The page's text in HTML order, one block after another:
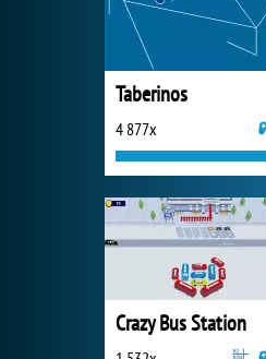
Taberinos
4 877x
Crazy Bus Station